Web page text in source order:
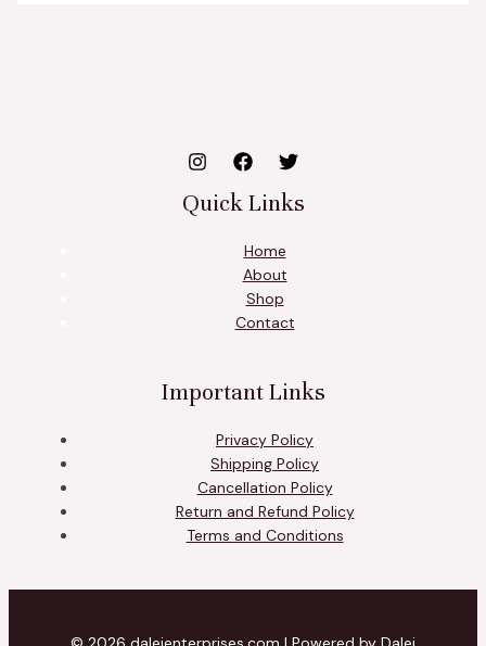
Quick Links
Home
About
Shop
Contact
Important Links
Privacy Policy
Shipping Policy
Cancellation Policy
Return and Refund Policy
Terms and Conditions